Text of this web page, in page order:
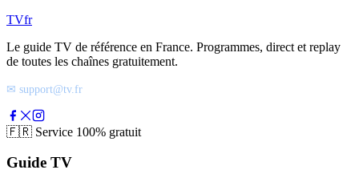
TVfr
Le guide TV de référence en France. Programmes, direct et replay
de toutes les chaînes gratuitement.
✉ support@tv.fr
🇫🇷 Service 100% gratuit
Guide TV